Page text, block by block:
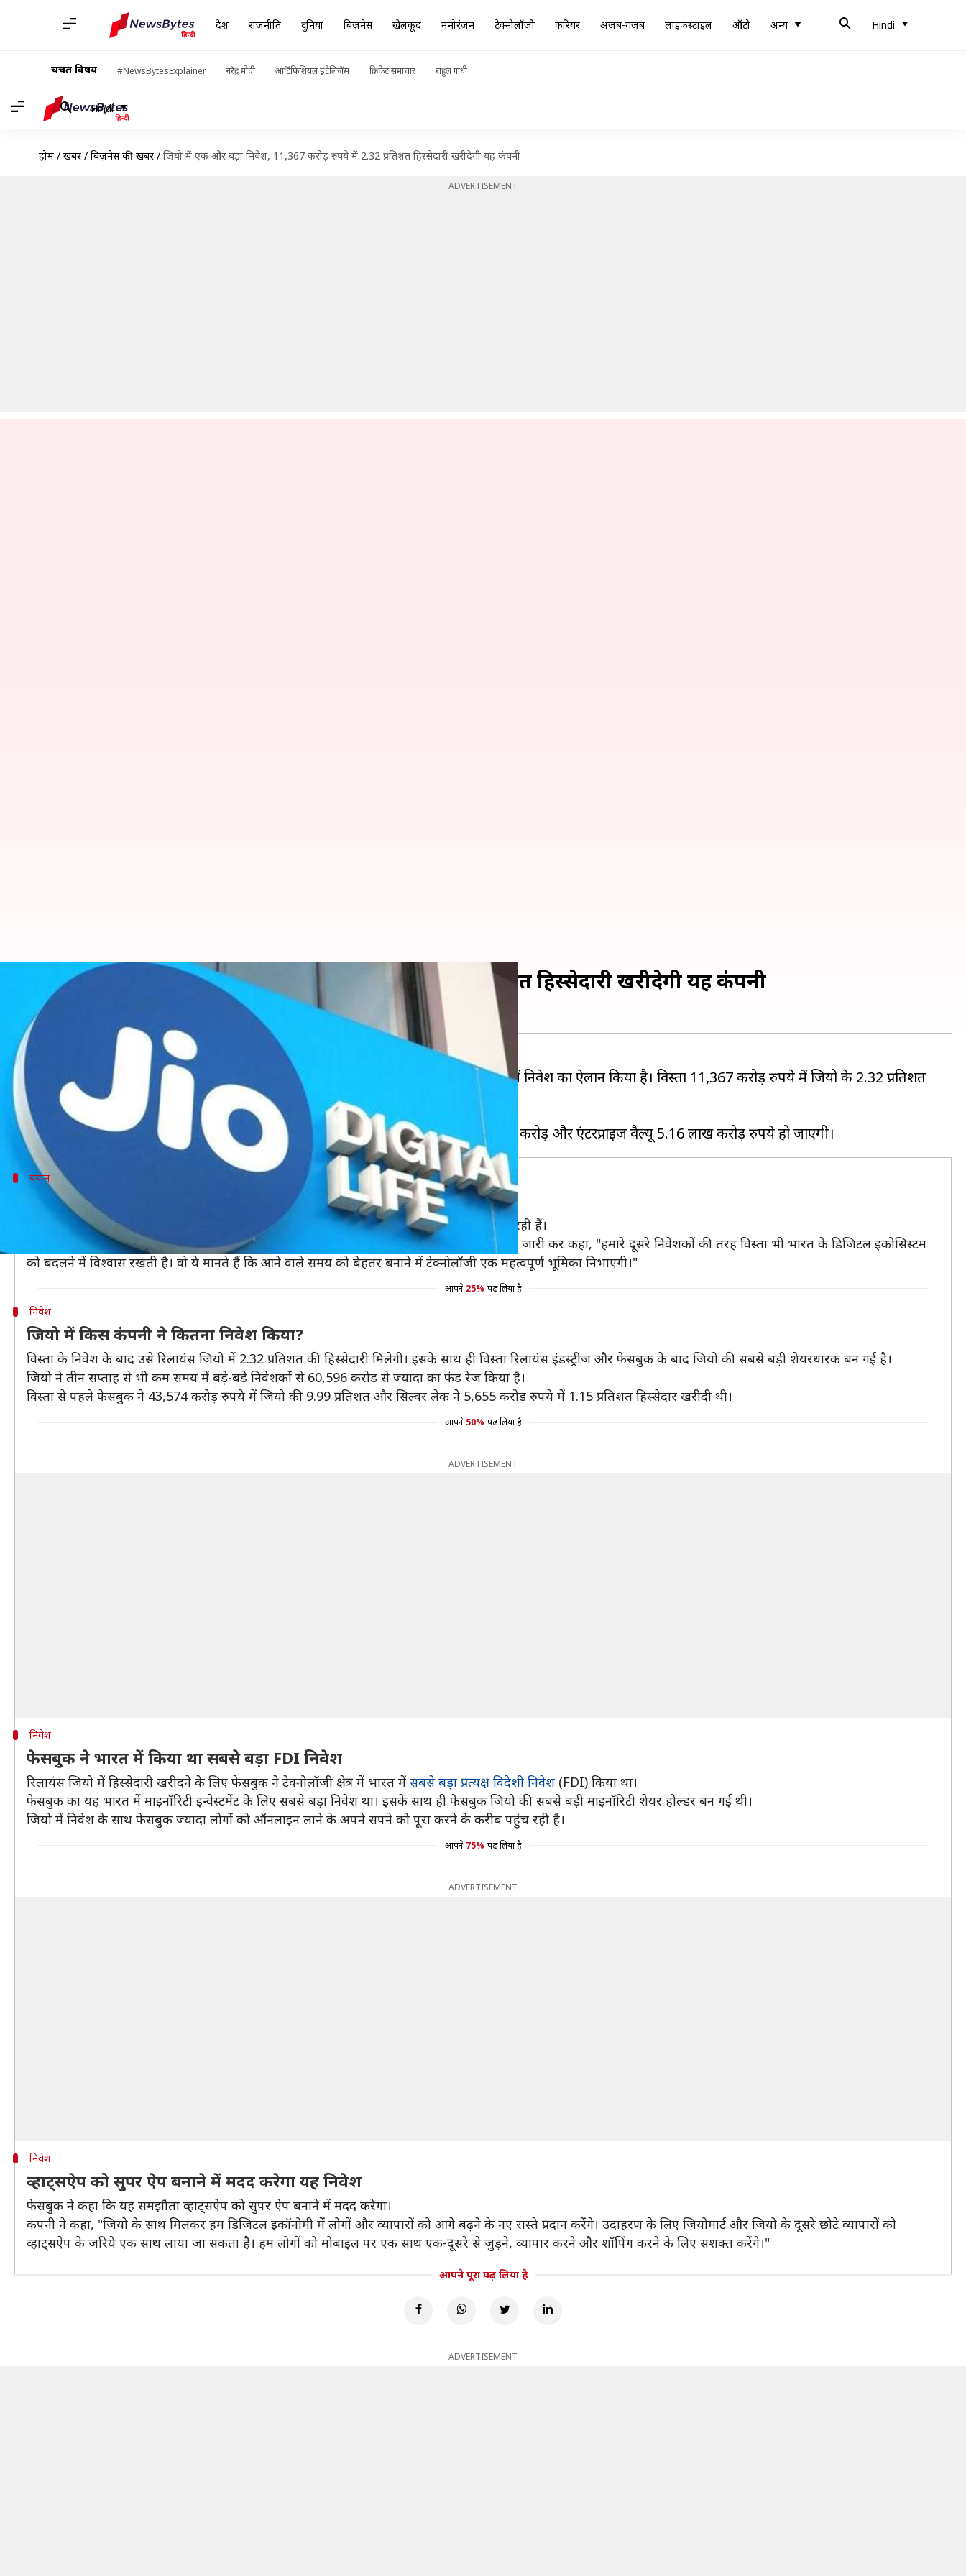
देश राजनीति दुनिया बिज़नेस खेलकूद मनोरंजन टेक्नोलॉजी करियर अजब-गजब लाइफस्टाइल ऑटो अन्य Hindi
चर्चित विषय #NewsBytesExplainer नरेंद्र मोदी आर्टिफिशियल इंटेलिजेंस क्रिकेट समाचार राहुल गांधी
Hindi
होम / खबरें / बिज़नेस की खबरें / जियो में एक और बड़ा निवेश, 11,367 करोड़ रुपये में 2.32 प्रतिशत हिस्सेदारी खरीदेगी यह कंपनी
ADVERTISEMENT
जियो में एक और बड़ा निवेश, 11,367 करोड़ रुपये में 2.32 प्रतिशत हिस्सेदारी खरीदेगी यह कंपनी
प्रमोद कुमार
क्या है खबर?
फेसबुक और सिल्वर लेक के बाद एक और अमेरिकी कंपनी विस्ता इक्विटी पार्टनर ने रिलायंस जियो में निवेश का ऐलान किया है। विस्ता 11,367 करोड़ रुपये में जियो के 2.32 प्रतिशत
शेयर खरीदेगी।
पिछले कुछ दिनों में रिलायंस जियों में यह तीसरा हाई प्रोफाइल निवेश है।
बयान
निवेश की घोषणा के बाद मुकेश अंबानी ने कही यह बात
विस्ता उन सॉफ्टवेयर, डाटा और टेक्नोलॉजी कंपनी को फंड देती है जो इंडस्ट्रीज में नए तरह के बदलाव ला रही हैं।
विस्ता की तरफ से निवेश करने के फैसले पर प्रतिक्रिया देते हए रिलायंस के चैयरमेन मुकेश अंबानी ने बयान जारी कर कहा, "हमारे दूसरे निवेशकों की तरह विस्ता भी भारत के डिजिटल इकोसिस्टम
को बदलने में विश्वास रखती है। वो ये मानते हैं कि आने वाले समय को बेहतर बनाने में टेक्नोलॉजी एक महत्वपूर्ण भूमिका निभाएगी।"
आपने 25% पढ़ लिया है
निवेश
जियो में किस कंपनी ने कितना निवेश किया?
विस्ता के निवेश के बाद उसे रिलायंस जियो में 2.32 प्रतिशत की हिस्सेदारी मिलेगी। इसके साथ ही विस्ता रिलायंस इंडस्ट्रीज और फेसबुक के बाद जियो की सबसे बड़ी शेयरधारक बन गई है।
जियो ने तीन सप्ताह से भी कम समय में बड़े-बड़े निवेशकों से 60,596 करोड़ से ज्यादा का फंड रेज किया है।
विस्ता से पहले फेसबुक ने 43,574 करोड़ रुपये में जियो की 9.99 प्रतिशत और सिल्वर लेक ने 5,655 करोड़ रुपये में 1.15 प्रतिशत हिस्सेदार खरीदी थी।
आपने 50% पढ़ लिया है
ADVERTISEMENT
निवेश
फेसबुक ने भारत में किया था सबसे बड़ा FDI निवेश
रिलायंस जियो में हिस्सेदारी खरीदने के लिए फेसबुक ने टेक्नोलॉजी क्षेत्र में भारत में सबसे बड़ा प्रत्यक्ष विदेशी निवेश (FDI) किया था।
फेसबुक का यह भारत में माइनॉरिटी इन्वेस्टमेंट के लिए सबसे बड़ा निवेश था। इसके साथ ही फेसबुक जियो की सबसे बड़ी माइनॉरिटी शेयर होल्डर बन गई थी।
जियो में निवेश के साथ फेसबुक ज्यादा लोगों को ऑनलाइन लाने के अपने सपने को पूरा करने के करीब पहुंच रही है।
आपने 75% पढ़ लिया है
ADVERTISEMENT
निवेश
व्हाट्सऐप को सुपर ऐप बनाने में मदद करेगा यह निवेश
फेसबुक ने कहा कि यह समझौता व्हाट्सऐप को सुपर ऐप बनाने में मदद करेगा।
कंपनी ने कहा, "जियो के साथ मिलकर हम डिजिटल इकॉनोमी में लोगों और व्यापारों को आगे बढ़ने के नए रास्ते प्रदान करेंगे। उदाहरण के लिए जियोमार्ट और जियो के दूसरे छोटे व्यापारों को
व्हाट्सऐप के जरिये एक साथ लाया जा सकता है। हम लोगों को मोबाइल पर एक साथ एक-दूसरे से जुड़ने, व्यापार करने और शॉपिंग करने के लिए सशक्त करेंगे।"
आपने पूरा पढ़ लिया है
ADVERTISEMENT